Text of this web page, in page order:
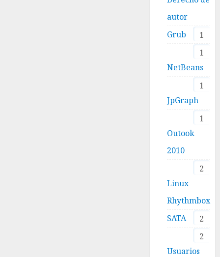
autor
1
Grub
1
NetBeans
1
JpGraph
1
Outook
2010
2
Linux
Rhythmbox
2
SATA
2
Usuarios